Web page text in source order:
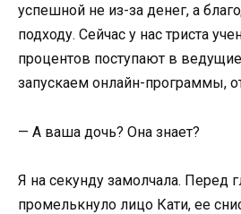
успешной не из-за денег, а
подходу. Сейчас у нас триста
процентов поступают в
запускаем онлайн-программы,
— А ваша дочь? Она знает?
Я на секунду замолчала. Перед
промелькнуло лицо Кати, ее